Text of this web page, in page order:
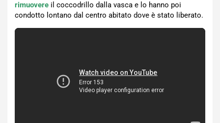
rimuovere il coccodrillo dalla vasca e lo hanno poi
condotto lontano dal centro abitato dove è stato liberato.